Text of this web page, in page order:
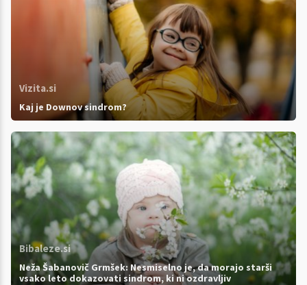
Vizita.si
Kaj je Downov sindrom?
Bibaleze.si
Neža Šabanovič Grmšek: Nesmiselno je, da morajo starši
vsako leto dokazovati sindrom, ki ni ozdravljiv